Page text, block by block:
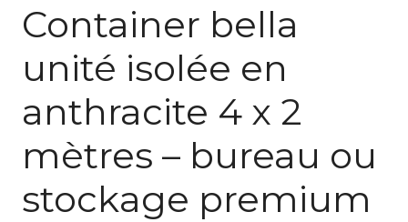
Container bella
unité isolée en
anthracite 4 x 2
mètres – bureau ou
stockage premium